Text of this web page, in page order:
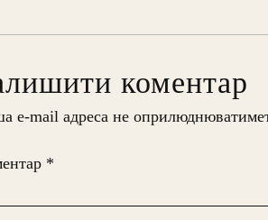
коментар
e-mail адреса не
*